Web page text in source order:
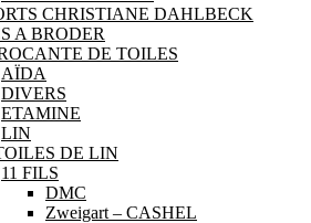
CHRISTIANE DAHLBECK
A BRODER
DE TOILES
AÏDA
DIVERS
ETAMINE
LIN
DE LIN
11 FILS
DMC
Zweigart – CASHEL